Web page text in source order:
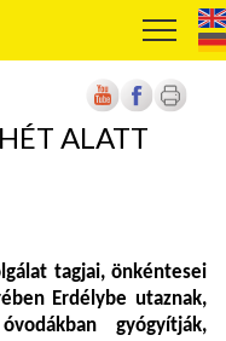
ALATT
tagjai, önkéntesei
Erdélybe utaznak,
gyógyítják,